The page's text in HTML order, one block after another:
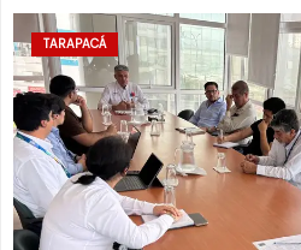
11 de agosto
Martes 20°C
12 de agosto
Miércoles 21°C
TARAPACÁ